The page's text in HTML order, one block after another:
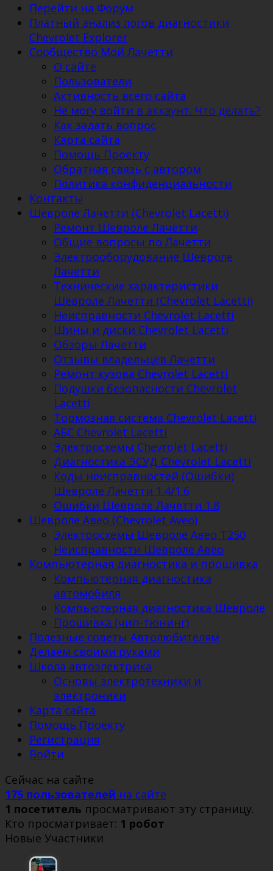
Перейти на Форум
Платный анализ логов диагностики
Chevrolet Explorer
Сообщество Мой Лачетти
О сайте
Пользователи
Активность всего сайта
Не могу войти в аккаунт. Что делать?
Как задать вопрос
Карта сайта
Помощь Проекту
Обратная связь с автором
Политика конфиденциальности
Контакты
Шевроле Лачетти (Chevrolet Lacetti)
Ремонт Шевроле Лачетти
Общие вопросы по Лачетти
Электрооборудование Шевроле
Лачетти
Технические характеристики
Шевроле Лачетти (Chevrolet Lacetti)
Неисправности Chevrolet Lacetti
Шины и диски Chevrolet Lacetti
Обзоры Лачетти
Отзывы владельцев Лачетти
Ремонт кузова Chevrolet Lacetti
Подушки безопасности Chevrolet
Lacetti
Тормозная система Chevrolet Lacetti
АБС Chevrolet Lacetti
Электросхемы Chevrolet Lacetti
Диагностика ЭСУД Chevrolet Lacetti
Коды неисправностей (Ошибки)
Шевроле Лачетти 1.4/1.6
Ошибки Шевроле Лачетти 1.8
Шевроле Авео (Chevrolet Aveo)
Электросхемы Шевроле Авео Т250
Неисправности Шевроле Авео
Компьютерная диагностика и прошивка
Компьютерная диагностика
автомобиля
Компьютерная диагностика Шевроле
Прошивка (чип-тюнинг)
Полезные советы Автолюбителям
Делаем своими руками
Школа автоэлектрика
Основы электротехники и
электроники
Карта сайта
Помощь Проекту
Регистрация
Войти
Сейчас на сайте
175 пользователей на сайте
1 посетитель просматривают эту страницу.
Кто просматривает: 1 робот
Новые Участники